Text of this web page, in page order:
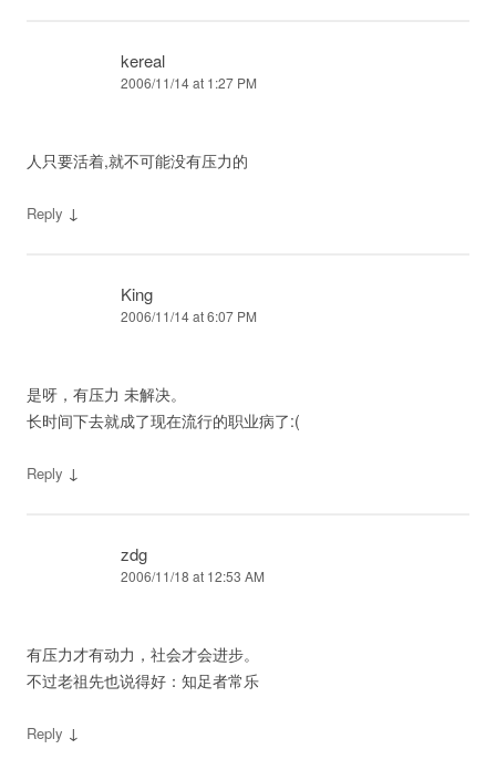
kereal
2006/11/14 at 1:27 PM
人只要活着,就不可能没有压力的
Reply ↓
King
2006/11/14 at 6:07 PM
是呀，有压力 未解决。
长时间下去就成了现在流行的职业病了:(
Reply ↓
zdg
2006/11/18 at 12:53 AM
有压力才有动力，社会才会进步。
不过老祖先也说得好：知足者常乐
Reply ↓